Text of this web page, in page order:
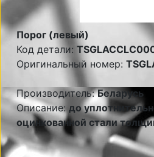
Порог (левый)
Код детали:
Оригинальный номер:
Производитель:Беларусь
Описание: до
оцинкованной стали